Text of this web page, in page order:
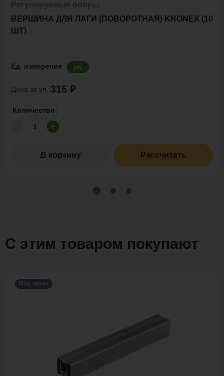
ВЕРШИНА ДЛЯ ЛАГИ (ПОВОРОТНАЯ) KRONEX (10
ШТ)
Ед. измерения уп.
Цена за уп.:315 ₽
Количество:
В корзину Рассчитать
С этим товаром покупают
Под заказ